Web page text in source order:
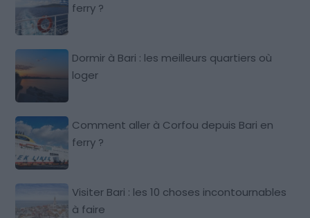
ferry ?
Dormir à Bari : les meilleurs quartiers où
loger
Comment aller à Corfou depuis Bari en
ferry ?
Visiter Bari : les 10 choses incontournables
à faire